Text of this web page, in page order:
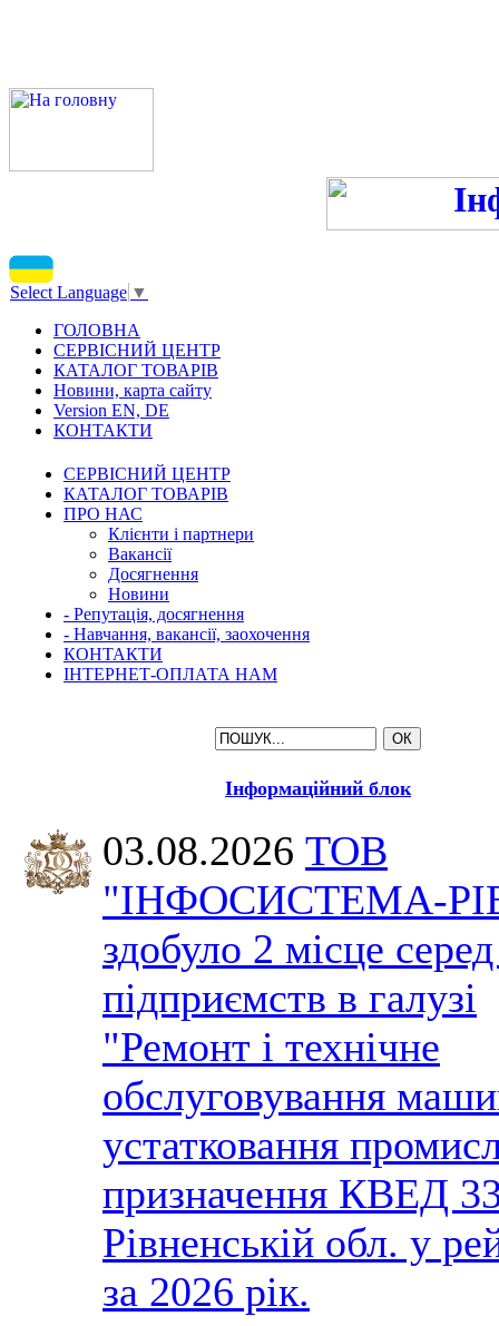
Select Language ▼
ГОЛОВНА
СЕРВІСНИЙ ЦЕНТР
КАТАЛОГ ТОВАРІВ
Новини, карта сайту
Version EN, DE
КОНТАКТИ
СЕРВІСНИЙ ЦЕНТР
КАТАЛОГ ТОВАРІВ
ПРО НАС
Клієнти і партнери
Вакансії
Досягнення
Новини
- Репутація, досягнення
- Навчання, вакансії, заохочення
КОНТАКТИ
ІНТЕРНЕТ-ОПЛАТА НАМ
Інформаційний блок
03.08.2026 ТОВ
"ІНФОСИСТЕМА-
здобуло 2 місце
підприємств в галузі
"Ремонт і технічне
обслуговування
устатковання
призначення КВЕД
Рівненській обл. у
за 2026 рік.